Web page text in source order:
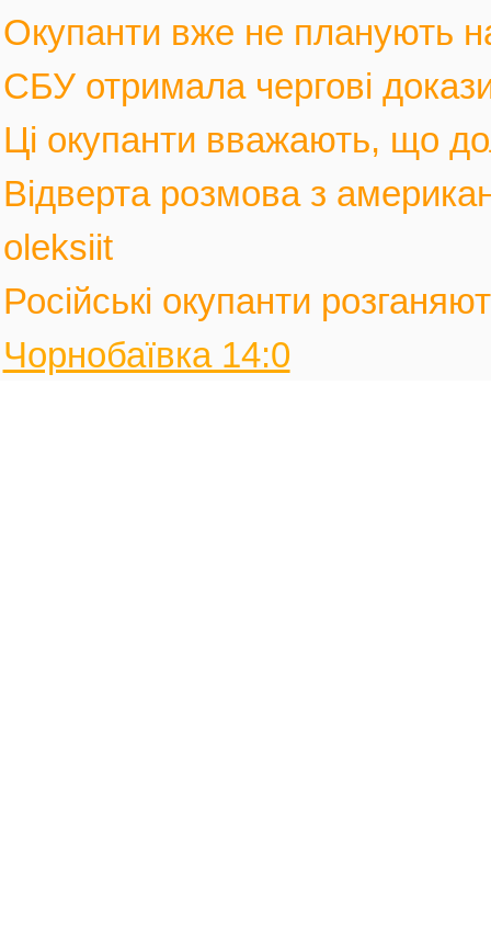
Окупанти вже не планують
СБУ отримала чергові
Ці окупанти вважають, що
Відверта розмова з
oleksiit
Російські окупанти
Чорнобаївка 14:0